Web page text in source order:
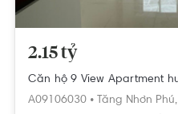
2.15 tỷ
A09106030 • Tăng Nhơn Phú,